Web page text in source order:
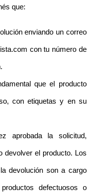
que:
enviando un correo
con tu número de
que el producto
con etiquetas y en su
aprobada la solicitud,
devolver el producto. Los
devolución son a cargo
defectuosos o